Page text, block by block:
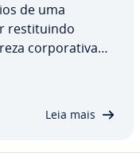
de uma
res­ti­tuindo
cor­po­ra­tiva
com esse
Leia mais